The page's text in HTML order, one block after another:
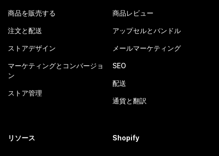
商品を販売する
注文と配送
ストアデザイン
マーケティングとコンバージョ
ン
ストア管理
商品レビュー
アップセルとバンドル
メールマーケティング
SEO
配送
通貨と翻訳
リソース Shopify